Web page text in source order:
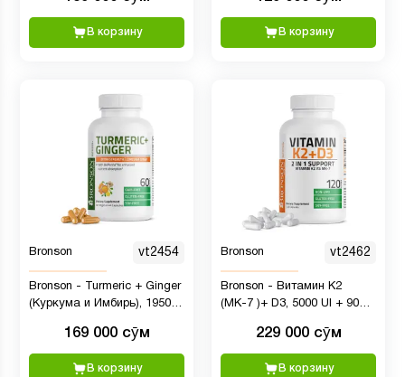
В корзину В корзину
Bronson vt2454
Bronson - Turmeric + Ginger
(Куркума и Имбирь), 1950
169 000 сӯм
В корзину
Bronson vt2462
Bronson - Витамин К2
(МК-7 )+ D3, 5000 UI + 90
229 000 сӯм
В корзину